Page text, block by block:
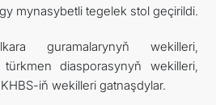
mynasybetli tegelek stol geçirildi.
guramalarynyň wekilleri,
türkmen diasporasynyň wekilleri,
iň wekilleri gatnaşdylar.